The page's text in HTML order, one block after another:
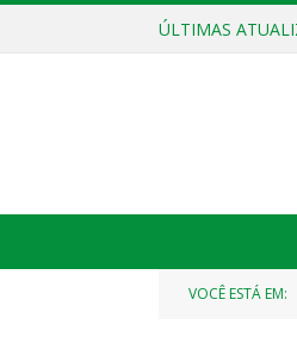
ÚLTIMAS
VOCÊ ESTÁ EM: